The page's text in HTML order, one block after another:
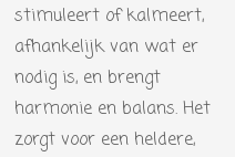
stimuleert of kalmeert,
afhankelijk van wat er
nodig is, en brengt
harmonie en balans. Het
zorgt voor een heldere,